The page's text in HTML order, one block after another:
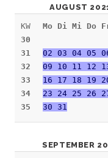
AUGUST
KW
30
31
32
33
34
35
Mo Di Mi Do
02 03 04 05
09 10 11 12
16 17 18 19
23 24 25 26
30 31
SEPTEMBER